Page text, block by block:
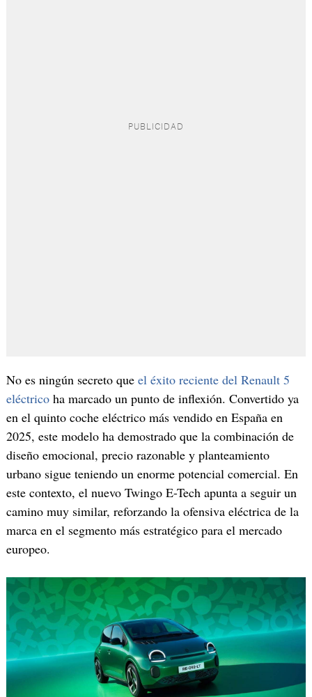
No es ningún secreto que el éxito reciente del Renault 5
eléctrico ha marcado un punto de inflexión. Convertido ya
en el quinto coche eléctrico más vendido en España en
2025, este modelo ha demostrado que la combinación de
diseño emocional, precio razonable y planteamiento
urbano sigue teniendo un enorme potencial comercial. En
este contexto, el nuevo Twingo E-Tech apunta a seguir un
camino muy similar, reforzando la ofensiva eléctrica de la
marca en el segmento más estratégico para el mercado
europeo.